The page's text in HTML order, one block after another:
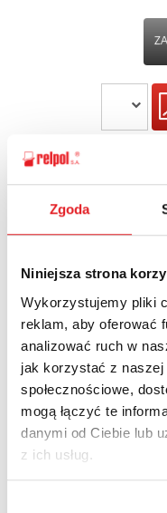
Zgoda
Niniejsza strona
Wykorzystujemy pliki
reklam, aby oferować
analizować ruch w
jak korzystać z naszej
społecznościowe,
mogą łączyć te
danymi od Ciebie lub
z ich usług.
Zapytaj
Imię i nazwisko: *
Adres e-mail: *
Nazwa firmy: